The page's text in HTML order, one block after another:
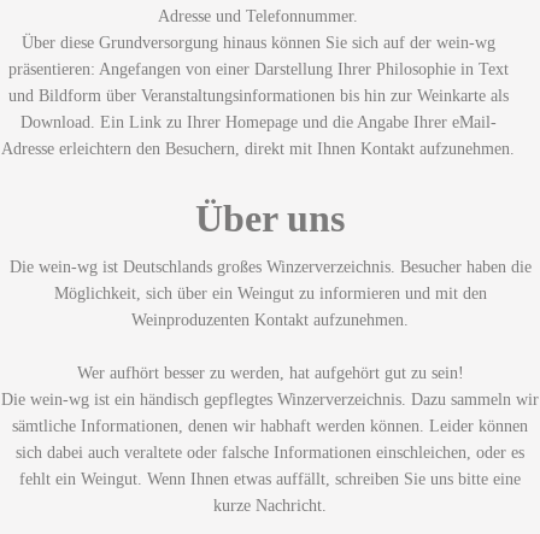
Adresse und Telefonnummer.
Über diese Grundversorgung hinaus können Sie sich auf der wein-wg
präsentieren: Angefangen von einer Darstellung Ihrer Philosophie in Text
und Bildform über Veranstaltungsinformationen bis hin zur Weinkarte als
Download. Ein Link zu Ihrer Homepage und die Angabe Ihrer eMail-
Adresse erleichtern den Besuchern, direkt mit Ihnen Kontakt aufzunehmen.
Über uns
Die wein-wg ist Deutschlands großes Winzerverzeichnis. Besucher haben die
Möglichkeit, sich über ein Weingut zu informieren und mit den
Weinproduzenten Kontakt aufzunehmen.
Wer aufhört besser zu werden, hat aufgehört gut zu sein!
Die wein-wg ist ein händisch gepflegtes Winzerverzeichnis. Dazu sammeln wir
sämtliche Informationen, denen wir habhaft werden können. Leider können
sich dabei auch veraltete oder falsche Informationen einschleichen, oder es
fehlt ein Weingut. Wenn Ihnen etwas auffällt, schreiben Sie uns bitte eine
kurze Nachricht.